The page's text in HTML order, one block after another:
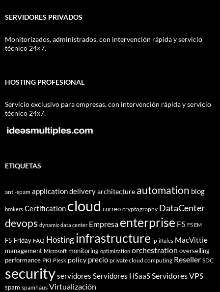
SERVIDORES PRIVADOS
Monitorizados, administrados, con intervención rápida y servicio
técnico 24×7.
HOSTING PROFESIONAL
Servicio exclusivo para empresas, con intervención rápida y servicio
técnico 24x7.
ETIQUETAS
anti-spam application deliveryarchitecture automation blog
brokers Certification cloud correo cryptography DataCenter
devops dynamic data center Empresa enterprise F5 F5 EM
F5 Friday FAQ Hostinginfrastructure ip iRules MacVittie
management Microsoft monitoring optimization orchestration overselling
performance PKI Plesk policy precio private cloud computing Reseller SDC
securityservidores Servidores HSaaSServidores VPS
spam spamhaus Virtualización